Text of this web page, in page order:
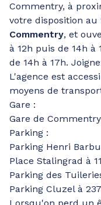
Commentry, à
votre disposition au
Commentry, et
à 12h puis de 14h à
de 14h à 17h.
L'agence est
moyens de
Gare :
Gare de
Parking :
Parking Henri
Place Stalingrad à
Parking des
Parking Cluzel à